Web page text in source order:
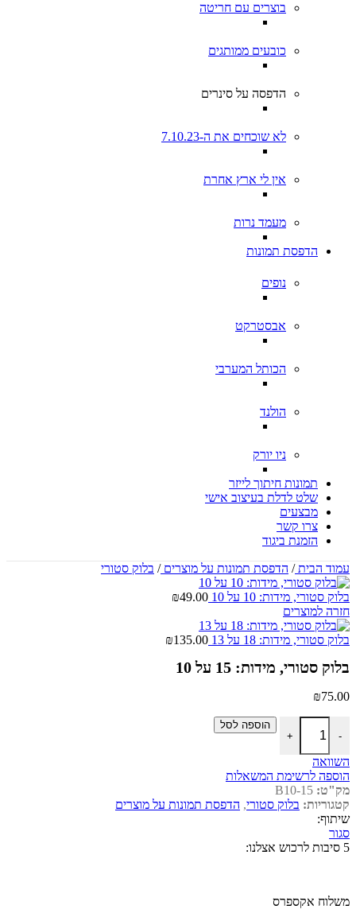
בוצרים עם חריטה
כובעים ממותגים
הדפסה על סינרים
לא שוכחים את ה-7.10.23
אין לי ארץ אחרת
מעמד נרות
הדפסת תמונות
נופים
אבסטרקט
הכותל המערבי
הולנד
ניו יורק
תמונות חיתוך לייזר
שלט לדלת בעיצוב אישי
מבצעים
צרו קשר
הזמנת ביגוד
עמוד הבית/ הדפסת תמונות על מוצרים/ בלוק סטורי
בלוק סטורי, מידות: 10 על 10 ₪49.00
חזרה למוצרים
בלוק סטורי, מידות: 18 על 13 ₪135.00
בלוק סטורי, מידות: 15 על 10
₪75.00
-
כמות של בלוק סטורי, מידות: 15 על 10
+
הוספה לסל
השוואה
הוספה לרשימת המשאלות
מק"ט: B10-15
קטגוריות: בלוק סטורי, הדפסת תמונות על מוצרים
שיתוף:
סגור
5 סיבות לרכוש אצלנו:
משלוח אקספרס